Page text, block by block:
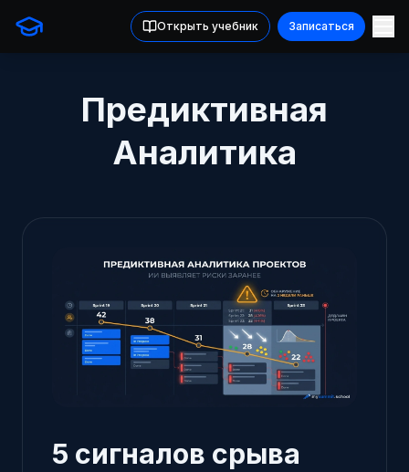
Открыть учебник Записаться
Предиктивная
Аналитика
5 сигналов срыва